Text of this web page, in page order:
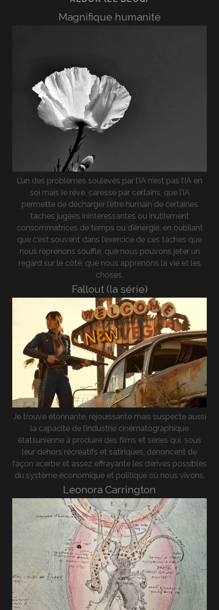
Magnifique humanité
L’un des problèmes soulevés par l’IA n’est pas l’IA en
soi mais le rêve, caressé par certains, que l’IA
permette de décharger l’être humain de certaines
taches jugées inintéressantes ou inutilement
consommatrices de temps ou d’énergie, en oubliant
que c’est souvent dans l’exercice de ces tâches que
nous reprenons souffle, que nous pouvons jeter un
regard sur le côté, que nous apprenons la vie et les
choses.
Fallout (la série)
Je trouve étonnante, réjouissante mais suspecte aussi
la capacité de l’industrie cinématographique
étatsunienne à produire des films et séries qui, sous
leur dehors récréatifs et satiriques, dénoncent de
façon acerbe et assez effrayante les dérives possibles
du système économique et politique où nous vivons.
Leonora Carrington